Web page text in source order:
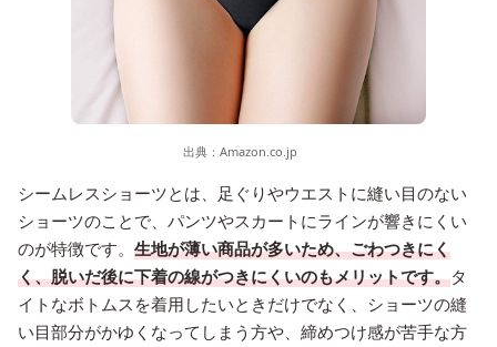
出典： Amazon.co.jp
シームレスショーツとは、足ぐりやウエストに縫い目のない
ショーツのことで、パンツやスカートにラインが響きにくい
のが特徴です。 生地が薄い商品が多いため、ごわつきにく
く、脱いだ後に下着の線がつきにくいのもメリットです。タ
イトなボトムスを着用したいときだけでなく、ショーツの縫
い目部分がかゆくなってしまう方や、締めつけ感が苦手な方